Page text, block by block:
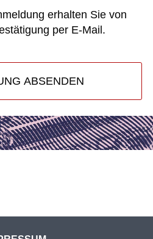
erhalten Sie von
per E-Mail.
ABSENDEN